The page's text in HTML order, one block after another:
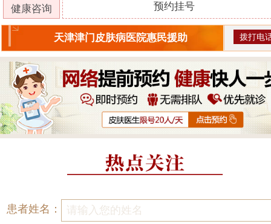
健康咨询 预约挂号
天津津门皮肤病医院惠民援助 拨打电
患者姓名：